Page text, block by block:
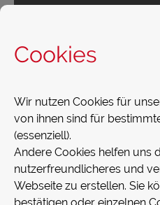
Schalterprogramm,
individuelle
Raumbeleuchtung
Jalousiebetrieb.
Cookies
Wir nutzen Cookies für
von ihnen sind für
(essenziell).
Andere Cookies helfen uns
nutzerfreundlicheres und
Webseite zu erstellen. Sie